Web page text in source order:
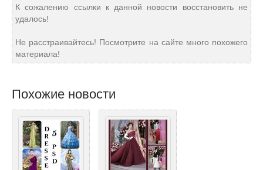
К сожалению ссылки к данной новости восстановить не
удалось!
Не расстраивайтесь! Посмотрите на сайте много похожего
материала!
Похожие новости